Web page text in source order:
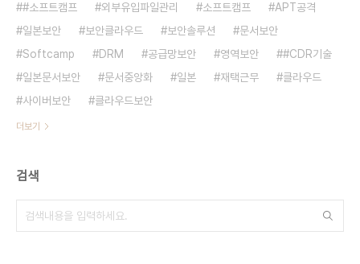
#소프트캠프
외부유입파일관리 소프트캠프
APT공격
일본보안
보안클라우드 보안솔루션
문서보안
Softcamp
DRM 공급망보안 영역보안
#CDR기술
일본문서보안
문서중앙화 일본 재택근무
클라우드
사이버보안
클라우드보안
더보기
검색